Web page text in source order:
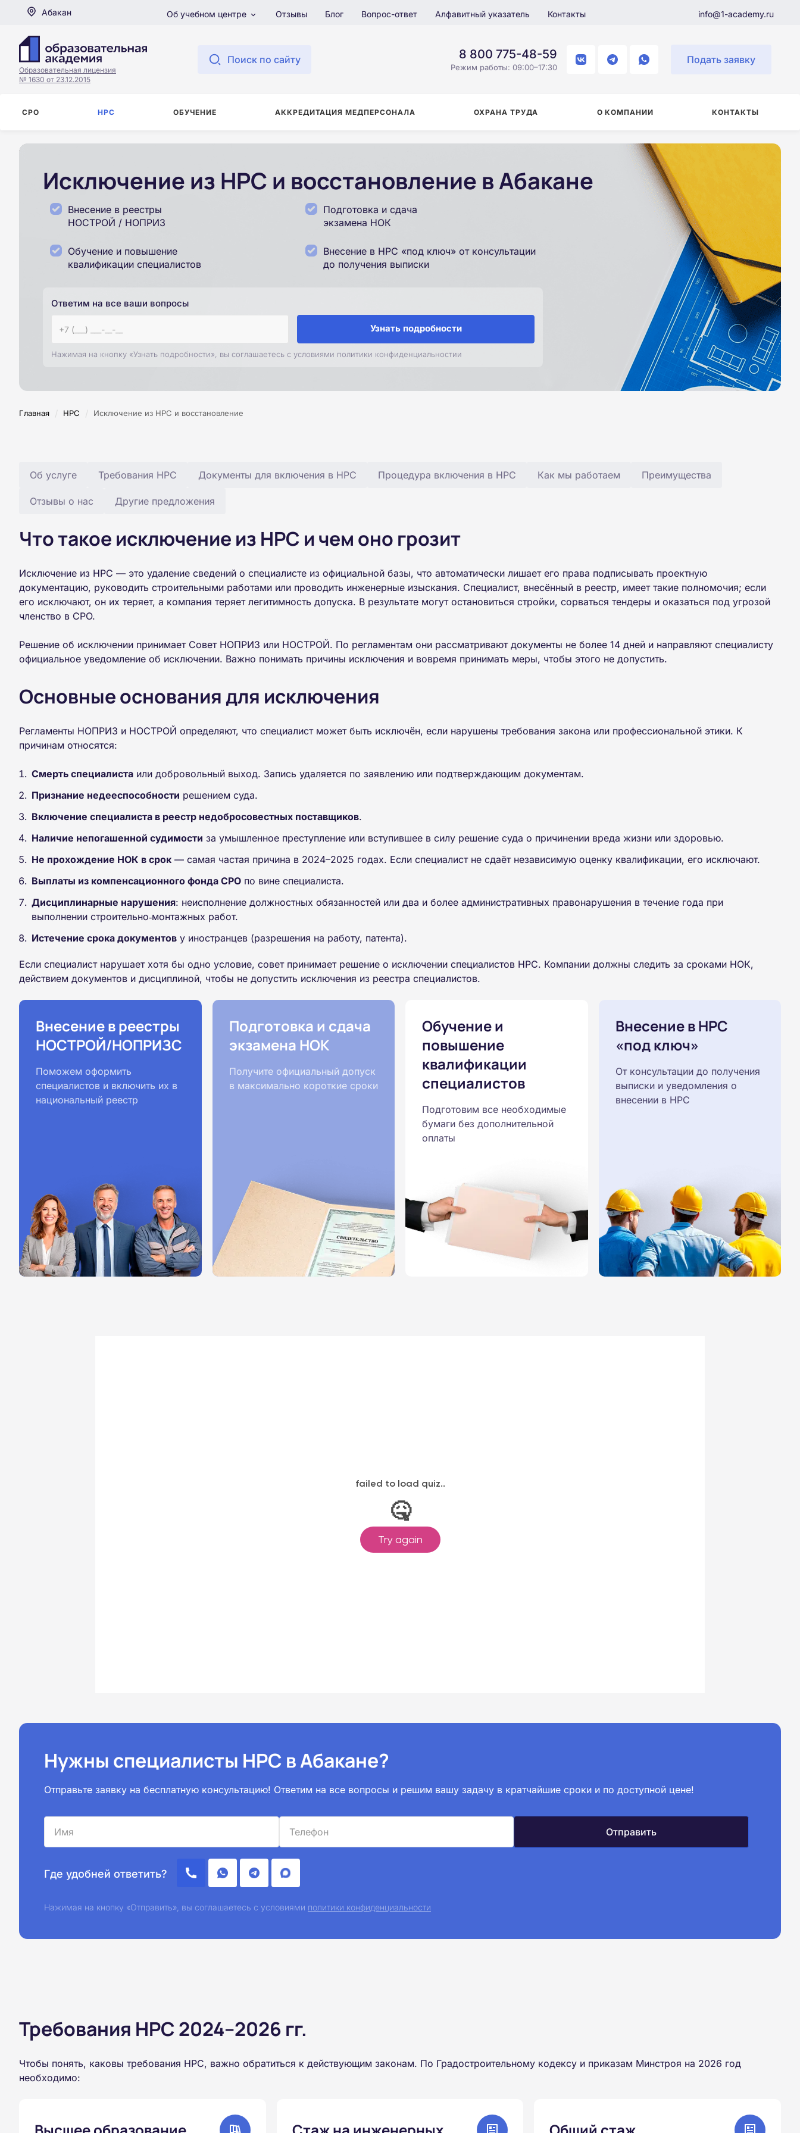
Абакан Об учебном центре Отзывы Блог Вопрос-ответ Алфавитный указатель Контакты info@1-academy.ru
Образовательная лицензия
№ 1630 от 23.12.2015
Поиск по сайту 8 800 775-48-59
Режим работы: 09:00–17:30
Подать заявку
СРО НРС ОБУЧЕНИЕ АККРЕДИТАЦИЯ МЕДПЕРСОНАЛА ОХРАНА ТРУДА О КОМПАНИИ КОНТАКТЫ
Исключение из НРС и восстановление в Абакане
Внесение в реестры
НОСТРОЙ / НОПРИЗ
Подготовка и сдача
экзамена НОК
Обучение и повышение
квалификации специалистов
Внесение в НРС «под ключ» от консультации
до получения выписки
Ответим на все ваши вопросы
Узнать подробности
Нажимая на кнопку «Узнать подробности», вы соглашаетесь с условиями политики конфиденциальностии
Главная / НРС / Исключение из НРС и восстановление
Об услуге Требования НРС Документы для включения в НРС Процедура включения в НРС Как мы работаем Преимущества
Отзывы о нас Другие предложения
Что такое исключение из НРС и чем оно грозит
Исключение из НРС — это удаление сведений о специалисте из официальной базы, что автоматически лишает его права подписывать проектную
документацию, руководить строительными работами или проводить инженерные изыскания. Специалист, внесённый в реестр, имеет такие полномочия; если
его исключают, он их теряет, а компания теряет легитимность допуска. В результате могут остановиться стройки, сорваться тендеры и оказаться под угрозой
членство в СРО.
Решение об исключении принимает Совет НОПРИЗ или НОСТРОЙ. По регламентам они рассматривают документы не более 14 дней и направляют специалисту
официальное уведомление об исключении. Важно понимать причины исключения и вовремя принимать меры, чтобы этого не допустить.
Основные основания для исключения
Регламенты НОПРИЗ и НОСТРОЙ определяют, что специалист может быть исключён, если нарушены требования закона или профессиональной этики. К
причинам относятся:
Смерть специалиста или добровольный выход. Запись удаляется по заявлению или подтверждающим документам.
Признание недееспособности решением суда.
Включение специалиста в реестр недобросовестных поставщиков.
Наличие непогашенной судимости за умышленное преступление или вступившее в силу решение суда о причинении вреда жизни или здоровью.
Не прохождение НОК в срок — самая частая причина в 2024–2025 годах. Если специалист не сдаёт независимую оценку квалификации, его исключают.
Выплаты из компенсационного фонда СРО по вине специалиста.
Дисциплинарные нарушения: неисполнение должностных обязанностей или два и более административных правонарушения в течение года при
выполнении строительно‑монтажных работ.
Истечение срока документов у иностранцев (разрешения на работу, патента).
Если специалист нарушает хотя бы одно условие, совет принимает решение о исключении специалистов НРС. Компании должны следить за сроками НОК,
действием документов и дисциплиной, чтобы не допустить исключения из реестра специалистов.
Внесение в реестры
НОСТРОЙ/НОПРИЗС
Поможем оформить
специалистов и включить их в
национальный реестр
Подготовка и сдача
экзамена НОК
Получите официальный допуск
в максимально короткие сроки
Обучение и
повышение
квалификации
специалистов
Подготовим все необходимые
бумаги без дополнительной
оплаты
Внесение в НРС
«под ключ»
От консультации до получения
выписки и уведомления о
внесении в НРС
Нужны специалисты НРС в Абакане?
Отправьте заявку на бесплатную консультацию! Ответим на все вопросы и решим вашу задачу в кратчайшие сроки и по доступной цене!
Где удобней ответить?
Нажимая на кнопку «Отправить», вы соглашаетесь с условиями политики конфиденциальности
Требования НРС 2024–2026 гг.
Чтобы понять, каковы требования НРС, важно обратиться к действующим законам. По Градостроительному кодексу и приказам Минстроя на 2026 год
необходимо: